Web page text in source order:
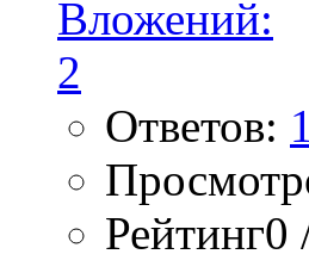
Ответов:
Рейтинг0